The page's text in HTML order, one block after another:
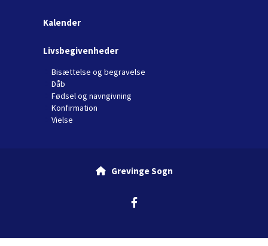
Kalender
Livsbegivenheder
Bisættelse og begravelse
Dåb
Fødsel og navngivning
Konfirmation
Vielse
Grevinge Sogn